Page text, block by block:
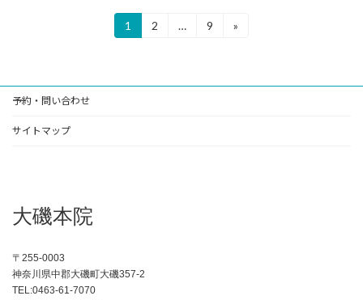
の
ペ
ー
り
固
定
ジ
1
固
ジ
2 …
固
ジ
9 »
予約・問い合わせ
サイトマップ
大磯本院
〒255-0003
神奈川県中郡大磯町大磯357-2
TEL:0463-61-7070